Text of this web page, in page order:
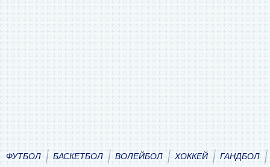
ФУТБОЛ БАСКЕТБОЛ ВОЛЕЙБОЛ ХОККЕЙ ГАНДБОЛ